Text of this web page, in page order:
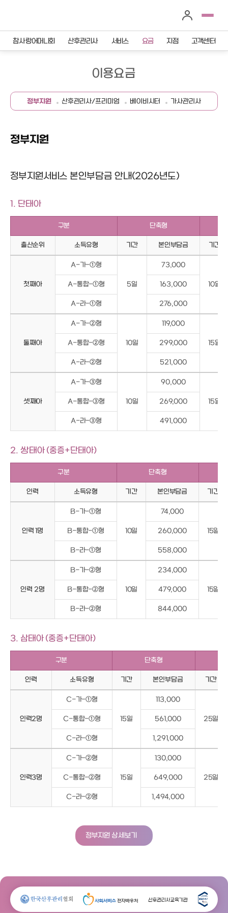
참사랑어머니회 산후관리사 서비스 요금 지점 고객센터
이용요금
정부지원 산후관리사/프리미엄 베이비시터 가사관리사
정부지원
정부지원서비스 본인부담금 안내(2026년도)
1. 단태아
구분 단축형
출산순위 소득유형 기간 본인부담금 기간
첫째아
A-가-①형
5일
73,000
10일
A-통합-①형 163,000
A-라-①형 276,000
둘째아
A-가-②형
10일
119,000
15일
A-통합-②형 299,000
A-라-②형 521,000
셋째아
A-가-③형
10일
90,000
15일
A-통합-③형 269,000
A-라-③형 491,000
2. 쌍태아 (중증+단태아)
구분 단축형
인력 소득유형 기간 본인부담금 기간
인력 1명
B-가-①형
10일
74,000
15일
B-통합-①형 260,000
B-라-①형 558,000
인력 2명
B-가-②형
10일
234,000
15일
B-통합-②형 479,000
B-라-②형 844,000
3. 삼태아 (중증+단태아)
구분 단축형
인력 소득유형 기간 본인부담금 기간
인력2명
C-가-①형
15일
113,000
25일
C-통합-①형 561,000
C-라-①형 1,291,000
인력3명
C-가-②형
15일
130,000
25일
C-통합-②형 649,000
C-라-②형 1,494,000
정부지원 상세보기